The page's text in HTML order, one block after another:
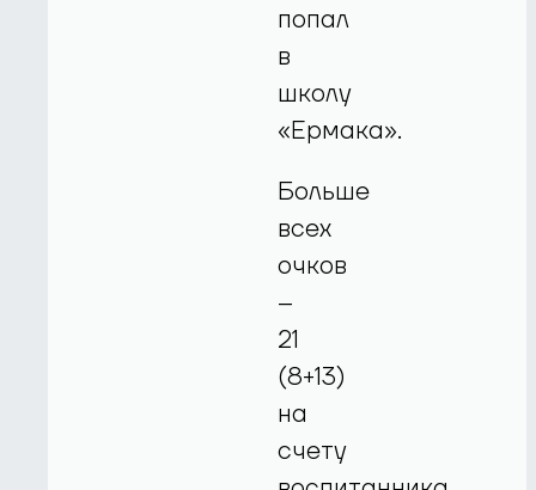
попал
в
школу
«Ермака».
Больше
всех
очков
–
21
(8+13)
на
счету